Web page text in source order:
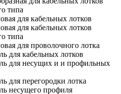
типа
для кабельных лотков
для кабельных лотков
типа
для проволочного лотка
для кабельных лотков
для несущих и и профильных
для перегородки лотка
несущего профиля